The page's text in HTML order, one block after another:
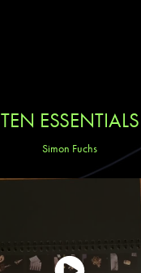
TEN ESSENTIALS
Simon Fuchs